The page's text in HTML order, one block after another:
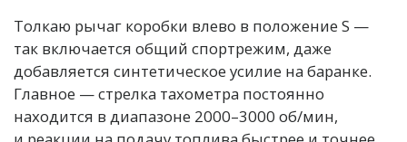
Толкаю рычаг коробки влево в положение S —
так включается общий спортрежим, даже
добавляется синтетическое усилие на баранке.
Главное — стрелка тахометра постоянно
находится в диапазоне 2000–3000 об/мин,